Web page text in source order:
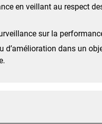
en veillant au respect
sur la
d’amélioration dans un